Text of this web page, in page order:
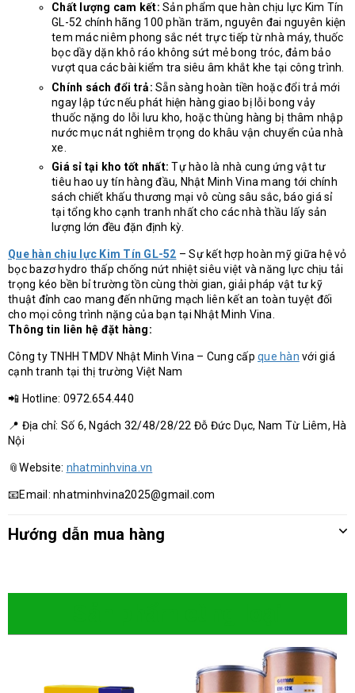
Chất lượng cam kết: Sản phẩm que hàn chịu lực Kim Tín
GL-52 chính hãng 100 phần trăm, nguyên đai nguyên kiện
tem mác niêm phong sắc nét trực tiếp từ nhà máy, thuốc
bọc dầy dặn khô ráo không sứt mẻ bong tróc, đảm bảo
vượt qua các bài kiểm tra siêu âm khắt khe tại công trình.
Chính sách đổi trả: Sẵn sàng hoàn tiền hoặc đổi trả mới
ngay lập tức nếu phát hiện hàng giao bị lỗi bong vảy
thuốc nặng do lỗi lưu kho, hoặc thùng hàng bị thâm nhập
nước mục nát nghiêm trọng do khâu vận chuyển của nhà
xe.
Giá sỉ tại kho tốt nhất: Tự hào là nhà cung ứng vật tư
tiêu hao uy tín hàng đầu, Nhật Minh Vina mang tới chính
sách chiết khấu thương mại vô cùng sâu sắc, báo giá sỉ
tại tổng kho cạnh tranh nhất cho các nhà thầu lấy sản
lượng lớn đều đặn định kỳ.
Que hàn chịu lực Kim Tín GL-52 – Sự kết hợp hoàn mỹ giữa hệ vỏ
bọc bazơ hydro thấp chống nứt nhiệt siêu việt và năng lực chịu tải
trọng kéo bền bỉ trường tồn cùng thời gian, giải pháp vật tư kỹ
thuật đỉnh cao mang đến những mạch liên kết an toàn tuyệt đối
cho mọi công trình nặng của bạn tại Nhật Minh Vina.
Thông tin liên hệ đặt hàng:
Công ty TNHH TMDV Nhật Minh Vina – Cung cấp que hàn với giá
cạnh tranh tại thị trường Việt Nam
📲 Hotline: 0972.654.440
📍 Địa chỉ: Số 6, Ngách 32/48/28/22 Đỗ Đức Dục, Nam Từ Liêm, Hà
Nội
📎Website: nhatminhvina.vn
📧Email: nhatminhvina2025@gmail.com
Hướng dẫn mua hàng